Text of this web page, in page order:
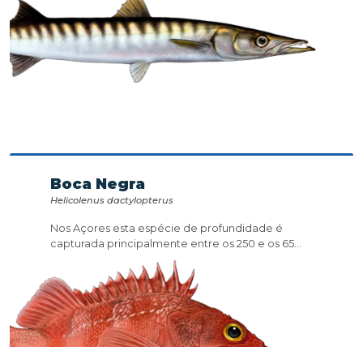
Boca Negra
Helicolenus dactylopterus
Nos Açores esta espécie de profundidade é
capturada principalmente entre os 250 e os 65...